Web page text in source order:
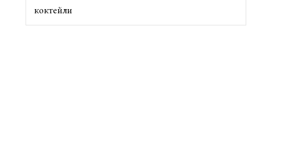
коктейли